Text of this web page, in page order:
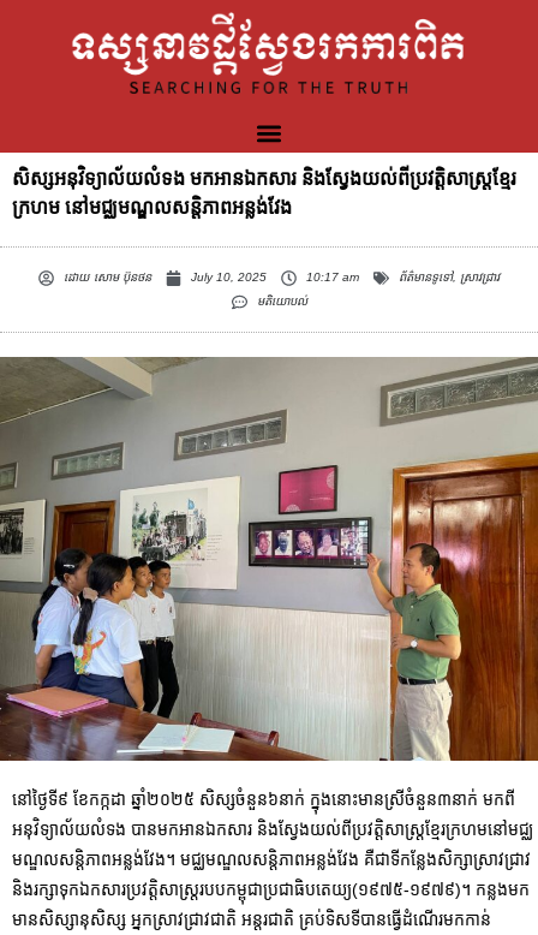
សិស្សអនុវិទ្យាល័យលំទង មកអានឯកសារ និងស្វែងយល់ពីប្រវត្ដិសាស្រ្ដខ្មែរ
ក្រហម នៅមជ្ឈមណ្ឌលសន្តិភាពអន្លង់វែង
ដោយសោម ប៊ុនថន July 10, 2025 10:17 am ព័ត៌មានទូទៅ, ស្រាវជ្រាវ
មតិយោបល់
នៅថ្ងៃទី៩ ខែកក្កដា ឆ្នាំ២០២៥ សិស្សចំនួន៦នាក់ ក្នុងនោះមានស្រីចំនួន៣នាក់ មកពី
អនុវិទ្យាល័យលំទង បានមកអានឯកសារ និងស្វែងយល់ពីប្រវត្ដិសាស្រ្ដខ្មែរក្រហមនៅមជ្ឈ
មណ្ឌលសន្ដិភាពអន្លង់វែង។ មជ្ឈមណ្ឌលសន្តិភាពអន្លង់វែង គឺជាទីកន្លែងសិក្សាស្រាវជ្រាវ
និងរក្សាទុកឯកសារប្រវត្តិសាស្រ្តរបបកម្ពុជាប្រជាធិបតេយ្យ(១៩៧៥-១៩៧៩)។ កន្លងមក
មានសិស្សានុសិស្ស អ្នកស្រាវជ្រាវជាតិ អន្តរជាតិ គ្រប់ទិសទីបានធ្វើដំណើរមកកាន់